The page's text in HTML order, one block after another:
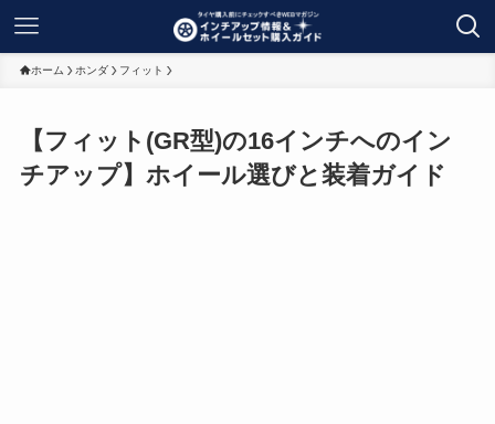
ホーム ホンダ フィット
【フィット(GR型)の16インチへのイン
チアップ】ホイール選びと装着ガイド